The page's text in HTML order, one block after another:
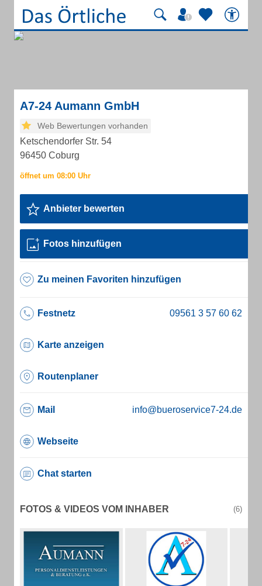
A7-24 Aumann GmbH
Web Bewertungen vorhanden
Ketschendorfer Str. 54
96450 Coburg
Anbieter bewerten
Fotos hinzufügen
Zu meinen Favoriten hinzufügen
Festnetz
Karte anzeigen
Routenplaner
Mail info@bueroservice7-24.de
Webseite
Chat starten
FOTOS & VIDEOS VOM INHABER (6)